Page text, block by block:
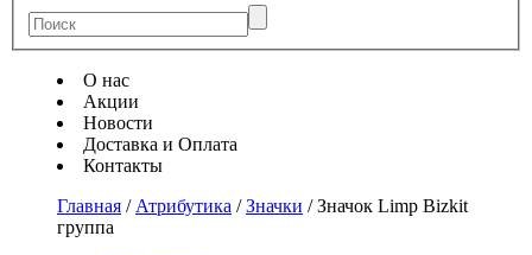
О нас
Акции
Новости
Доставка и Оплата
Контакты
Главная / Атрибутика /Значки /Значок Limp Bizkit
группа